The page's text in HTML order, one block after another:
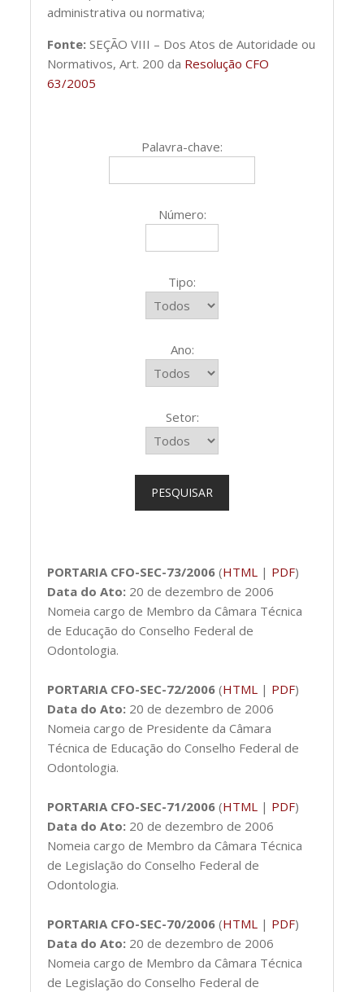
administrativa ou normativa;
Fonte: SEÇÃO VIII – Dos Atos de Autoridade ou
Normativos, Art. 200 da Resolução CFO
63/2005
Palavra-chave:
Número:
Tipo:
Ano:
Setor:
PESQUISAR
PORTARIA CFO-SEC-73/2006 (HTML | PDF)
Data do Ato: 20 de dezembro de 2006
Nomeia cargo de Membro da Câmara Técnica
de Educação do Conselho Federal de
Odontologia.
PORTARIA CFO-SEC-72/2006 (HTML | PDF)
Data do Ato: 20 de dezembro de 2006
Nomeia cargo de Presidente da Câmara
Técnica de Educação do Conselho Federal de
Odontologia.
PORTARIA CFO-SEC-71/2006 (HTML | PDF)
Data do Ato: 20 de dezembro de 2006
Nomeia cargo de Membro da Câmara Técnica
de Legislação do Conselho Federal de
Odontologia.
PORTARIA CFO-SEC-70/2006 (HTML | PDF)
Data do Ato: 20 de dezembro de 2006
Nomeia cargo de Membro da Câmara Técnica
de Legislação do Conselho Federal de